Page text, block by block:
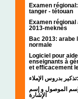
Examen
tanger - tétouan
Examen régional
2013-meknès
Bac 2013:
normale
Logiciel pour
enseignants à
et efficacement
بدروس الإملاء
الموصول و إسم
الإشارة